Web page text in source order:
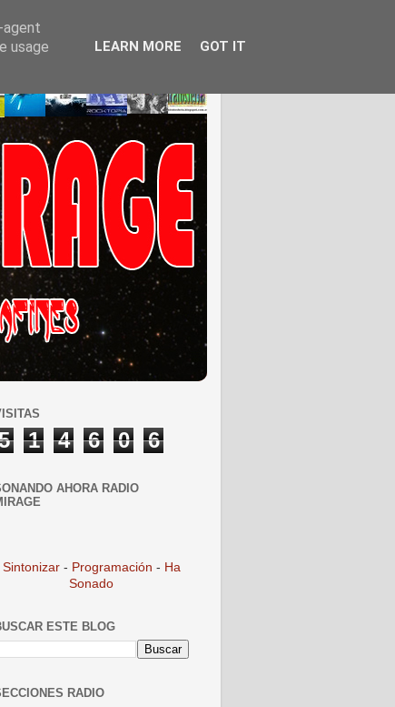
1 4 6 0 6
AHORA RADIO
Sintonizar - Programación - Ha
Sonado
ESTE BLOG
RADIO
agent
usage
LEARN MORE GOT IT